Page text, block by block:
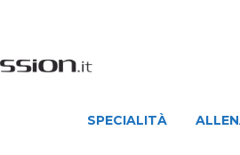
SPECIALITÀ